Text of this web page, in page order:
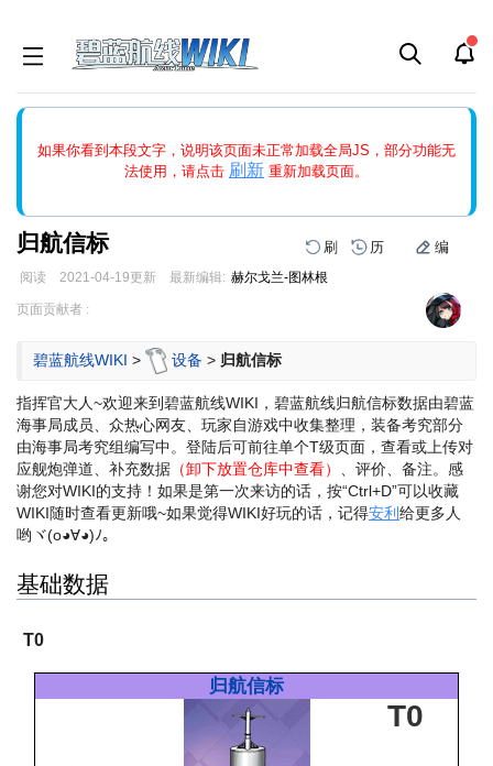
如果你看到本段文字，说明该页面未正常加载全局JS，部分功能无
法使用，请点击 刷新 重新加载页面。
能中的刷新按钮清除页面缓存并刷新，如果还有问题，请多尝试几
归航信标 刷 历 编
阅读 2021-04-19更新 最新编辑: 赫尔戈兰-图林根
跳
跳
页面贡献者 :
碧蓝航线WIKI > 设备 > 归航信标
指挥官大人~欢迎来到碧蓝航线WIKI，碧蓝航线归航信标数据由碧蓝
海事局成员、众热心网友、玩家自游戏中收集整理，装备考究部分
由海事局考究组编写中。登陆后可前往单个T级页面，查看或上传对
应舰炮弹道、补充数据 （卸下放置仓库中查看） 、评价、备注。感
谢您对WIKI的支持！ 如果是第一次来访的话，按“Ctrl+D”可以收藏
WIKI随时查看更新哦~如果觉得WIKI好玩的话，记得安利 给更多人
哟ヾ(o◕∀◕)ﾉ。
基础数据
T0
归航信标
T0